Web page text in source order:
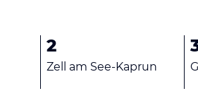
2
Zell am See-Kaprun